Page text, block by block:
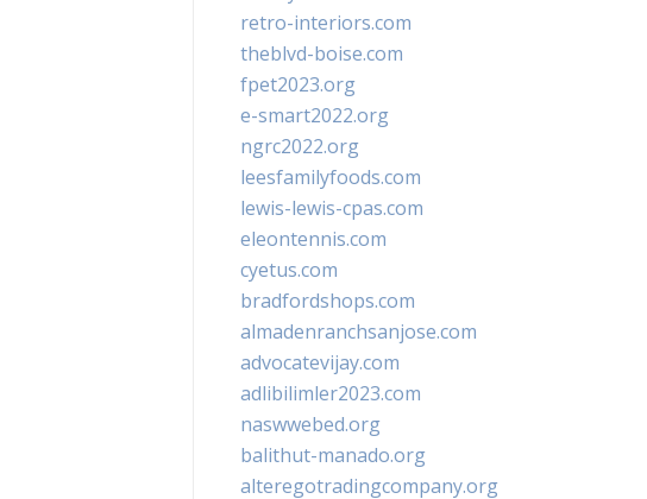
retro-interiors.com
theblvd-boise.com
fpet2023.org
e-smart2022.org
ngrc2022.org
leesfamilyfoods.com
lewis-lewis-cpas.com
eleontennis.com
cyetus.com
bradfordshops.com
almadenranchsanjose.com
advocatevijay.com
adlibilimler2023.com
naswwebed.org
balithut-manado.org
alteregotradingcompany.org